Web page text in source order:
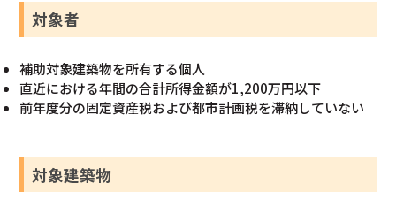
対象者
補助対象建築物を所有する個人
直近における年間の合計所得金額が1,200万円以下
前年度分の固定資産税および都市計画税を滞納していない
対象建築物